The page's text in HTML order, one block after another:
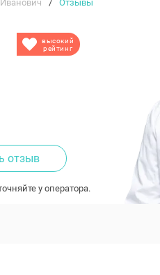
Отзывы
высокий
рейтинг
отзыв
у оператора.